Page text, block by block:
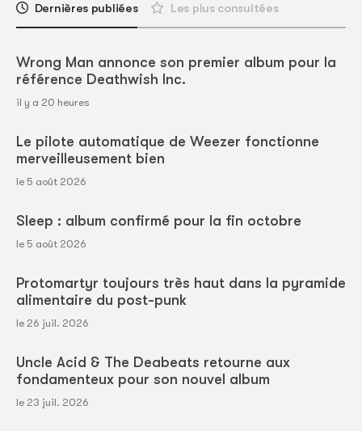
Dernières publiées Les plus consultées
Wrong Man annonce son premier album pour la
référence Deathwish Inc.
il y a 20 heures
Le pilote automatique de Weezer fonctionne
merveilleusement bien
le 5 août 2026
Sleep : album confirmé pour la fin octobre
le 5 août 2026
Protomartyr toujours très haut dans la pyramide
alimentaire du post-punk
le 26 juil. 2026
Uncle Acid & The Deabeats retourne aux
fondamenteux pour son nouvel album
le 23 juil. 2026